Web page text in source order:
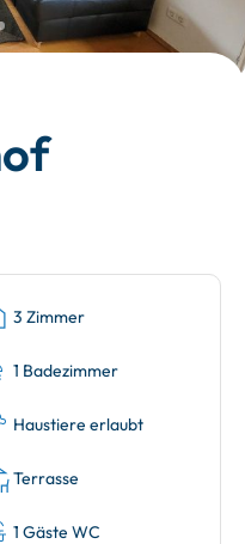
3 Zimmer
1 Badezimmer
Haustiere erlaubt
Terrasse
1 Gäste WC